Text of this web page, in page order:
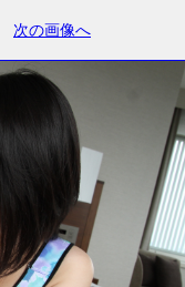
次の画像へ